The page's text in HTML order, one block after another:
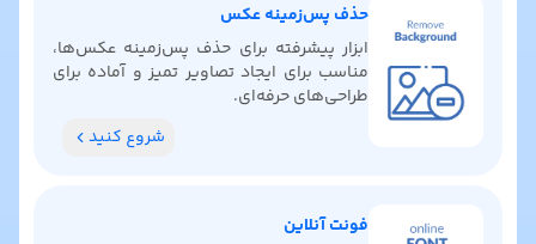
حذف پس‌زمینه عکس
ابزار پیشرفته برای حذف پس‌زمینه عکس‌ها،
مناسب برای ایجاد تصاویر تمیز و آماده برای
طراحی‌های حرفه‌ای.
شروع کنید
فونت آنلاین